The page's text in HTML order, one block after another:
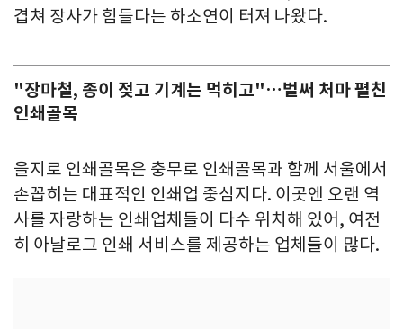
겹쳐 장사가 힘들다는 하소연이 터져 나왔다.
"장마철, 종이 젖고 기계는 먹히고"…벌써 처마 펼친
인쇄골목
을지로 인쇄골목은 충무로 인쇄골목과 함께 서울에서
손꼽히는 대표적인 인쇄업 중심지다. 이곳엔 오랜 역
사를 자랑하는 인쇄업체들이 다수 위치해 있어, 여전
히 아날로그 인쇄 서비스를 제공하는 업체들이 많다.